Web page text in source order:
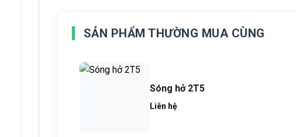
SẢN PHẨM THƯỜNG MUA CÙNG
Sóng hở 2T5
Liên hệ